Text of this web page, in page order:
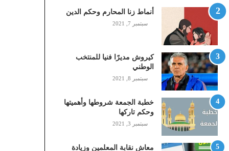
,
م
ا
ي
ل
ي
،
ز
ي
ن
)
ع
أنماط زنا المحارم وحكم الدين
سبتمبر 7, 2021
كيروش مديرًا فنيا للمنتخب
الوطني
سبتمبر 8, 2021
خطبة الجمعة شروطها وأهميتها
وحكم تاركها
سبتمبر 3, 2021
معاش نقابة المعلمين وزيادة